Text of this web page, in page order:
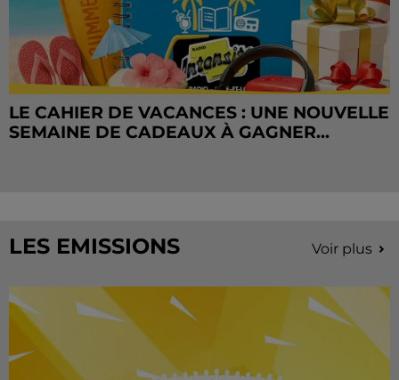
LE CAHIER DE VACANCES : UNE NOUVELLE
SEMAINE DE CADEAUX À GAGNER...
LES EMISSIONS Voir plus